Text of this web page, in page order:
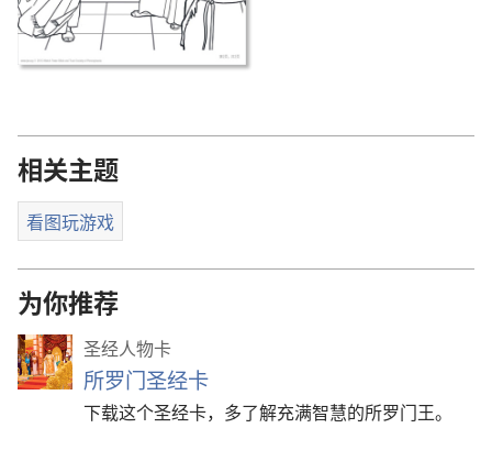
相关主题
看图玩游戏
为你推荐
圣经人物卡
所罗门圣经卡
下载这个圣经卡，多了解充满智慧的所罗门王。